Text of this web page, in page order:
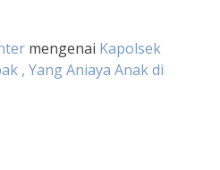
mengenai Kapolsek
, Yang Aniaya Anak di